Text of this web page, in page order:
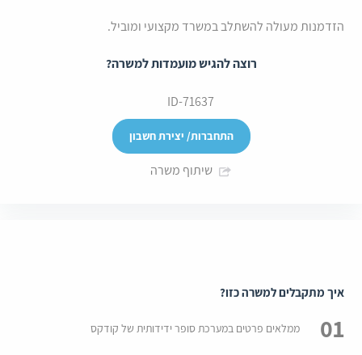
הזדמנות מעולה להשתלב במשרד מקצועי ומוביל.
רוצה להגיש מועמדות למשרה?
71637
-ID
התחברות/ יצירת חשבון
שיתוף משרה
איך מתקבלים למשרה כזו?
01 ממלאים פרטים במערכת סופר ידידותית של קודקס